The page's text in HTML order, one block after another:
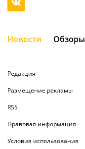
Новости Обзоры
Редакция
Размещение рекламы
RSS
Правовая информация
Условия использования